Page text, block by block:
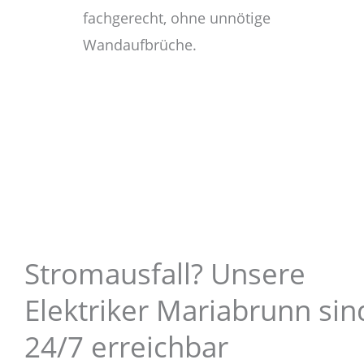
fachgerecht, ohne unnötige
Wandaufbrüche.
Stromausfall? Unsere
Elektriker Mariabrunn
24/7 erreichbar